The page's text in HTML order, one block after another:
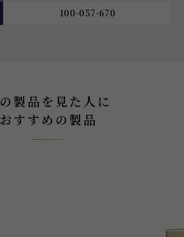
100-057-670
製品を見た人に
おすすめの製品